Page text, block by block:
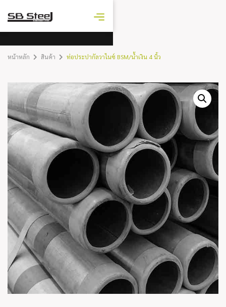
ราคาเหล็ก
หน้าหลัก สินค้า ท่อประปากัลวาไนซ์ BSM/น้ำเงิน 4 นิ้ว